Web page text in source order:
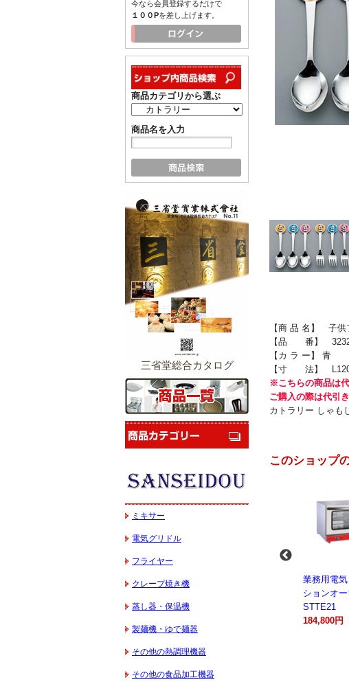
【商 品 名】 子供
【品 番】
【カ ラ ー】 青
【寸 法】
※こちらの商品は
ご購入の際は代引
カトラリー しゃも
このショップ
業務用スパイラルミ
HTHS10INK
業務用スパイラルミ
HTHS30IN
業務用電気コン
ションオーブン
STTE21
184,800円（税
今なら会員登録するだけで
１００Pを差し上げます。
商品カテゴリから選ぶ
商品名を入力
三省堂総合カタログ
ミキサー
電気グリドル
フライヤー
クレープ焼き機
蒸し器・保温機
製麺機・ゆで麺器
その他の熱調理機器
その他の食品加工機器